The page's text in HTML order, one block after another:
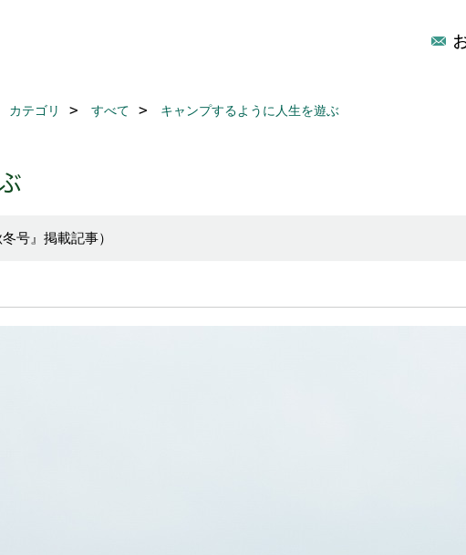
カテゴリ すべて キャンプするように人生を遊ぶ
号』掲載記事）